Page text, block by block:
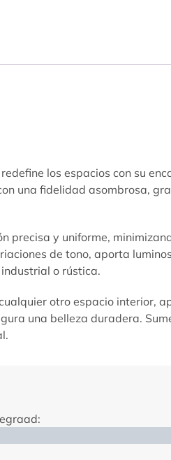
los espacios con su
una fidelidad asombrosa,
precisa y uniforme,
de tono, aporta
o rústica.
otro espacio interior,
una belleza duradera.